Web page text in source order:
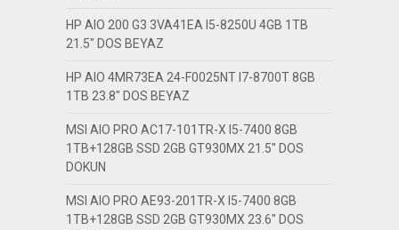
HP AIO 200 G3 3VA41EA I5-8250U 4GB 1TB
21.5″ DOS BEYAZ
HP AIO 4MR73EA 24-F0025NT I7-8700T 8GB
1TB 23.8″ DOS BEYAZ
MSI AIO PRO AC17-101TR-X I5-7400 8GB
1TB+128GB SSD 2GB GT930MX 21.5″ DOS
DOKUN
MSI AIO PRO AE93-201TR-X I5-7400 8GB
1TB+128GB SSD 2GB GT930MX 23.6″ DOS